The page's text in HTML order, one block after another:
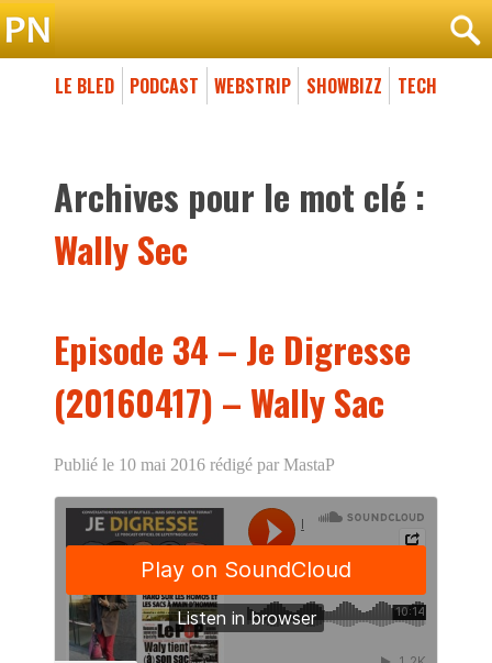
LE BLED PODCAST WEBSTRIP SHOWBIZZ TECH
Archives pour le mot clé :
Wally Sec
Episode 34 – Je Digresse
(20160417) – Wally Sac
Publié le 10 mai 2016 rédigé par MastaP